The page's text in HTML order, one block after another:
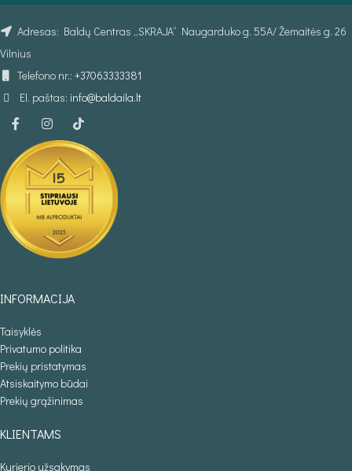
Adresas: Baldų Centras „SKRAJA“ Naugarduko g. 55A/ Žemaitės g. 26
Vilnius
Telefono nr.: +37063333381
El. paštas: info@baldaila.lt
INFORMACIJA
Taisyklės
Privatumo politika
Prekių pristatymas
Atsiskaitymo būdai
Prekių grąžinimas
KLIENTAMS
Kurjerio užsakymas